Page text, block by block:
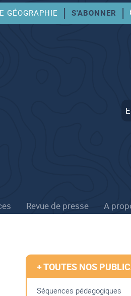
GÉOGRAPHIE | S'ABONNER |
Revue de presse A
+ TOUTES NOS
Séquences pédagogiques